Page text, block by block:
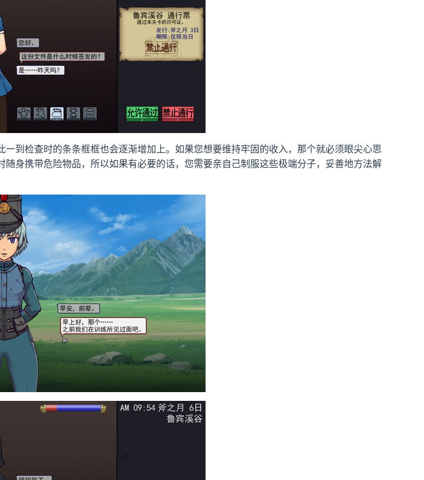
到检查时的条条框框也会逐渐增加上。如果您想要维持牢固的收入，那个就必须眼尖心思
身携带危险物品，所以如果有必要的话，您需要亲自己制服这些极端分子，妥善地方法解